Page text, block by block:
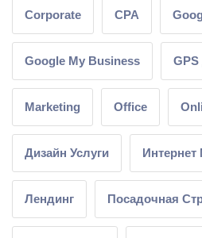
Corporate CPA
Google My Business
Marketing Office
Дизайн Услуги Интернет
Лендинг Посадочная